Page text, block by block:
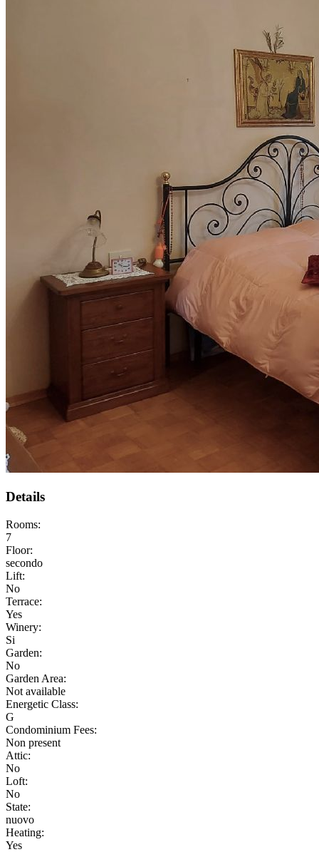
Details
Rooms:
7
Floor:
secondo
Lift:
No
Terrace:
Yes
Winery:
Si
Garden:
No
Garden Area:
Not available
Energetic Class:
G
Condominium Fees:
Non present
Attic:
No
Loft:
No
State:
nuovo
Heating:
Yes